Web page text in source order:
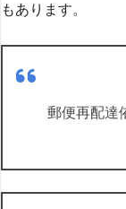
もあります。
郵便再配達